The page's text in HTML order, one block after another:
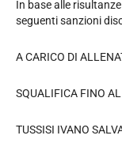
In base alle
seguenti sanzioni
A CARICO DI
SQUALIFICA FINO
TUSSISI IVANO